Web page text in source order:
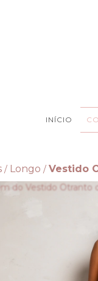
INÍCIO
/ Longo / Vestido